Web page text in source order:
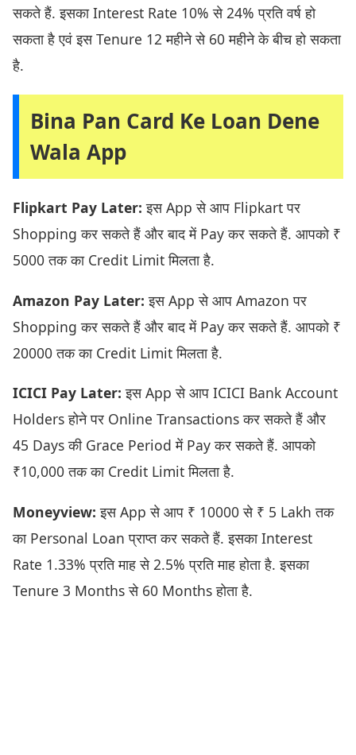
सकते हैं. इसका Interest Rate 10% से 24% प्रति वर्ष हो
सकता है एवं इस Tenure 12 महीने से 60 महीने के बीच हो सकता
है.
Bina Pan Card Ke Loan Dene
Wala App
Flipkart Pay Later: इस App से आप Flipkart पर
Shopping कर सकते हैं और बाद में Pay कर सकते हैं. आपको ₹
5000 तक का Credit Limit मिलता है.
Amazon Pay Later: इस App से आप Amazon पर
Shopping कर सकते हैं और बाद में Pay कर सकते हैं. आपको ₹
20000 तक का Credit Limit मिलता है.
ICICI Pay Later: इस App से आप ICICI Bank Account
Holders होने पर Online Transactions कर सकते हैं और
45 Days की Grace Period में Pay कर सकते हैं. आपको
₹10,000 तक का Credit Limit मिलता है.
Moneyview: इस App से आप ₹ 10000 से ₹ 5 Lakh तक
का Personal Loan प्राप्त कर सकते हैं. इसका Interest
Rate 1.33% प्रति माह से 2.5% प्रति माह होता है. इसका
Tenure 3 Months से 60 Months होता है.